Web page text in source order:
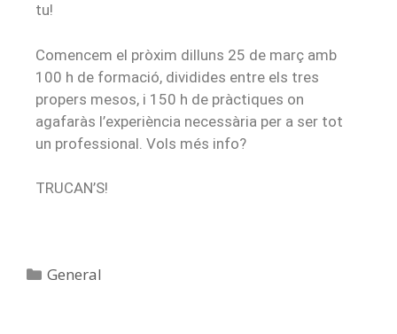
tu!
Comencem el pròxim dilluns 25 de març amb
100 h de formació, dividides entre els tres
propers mesos, i 150 h de pràctiques on
agafaràs l’experiència necessària per a ser tot
un professional. Vols més info?
TRUCAN’S!
General